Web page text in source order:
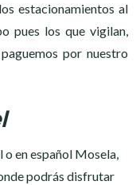
estacionamientos al
pues los que vigilan,
por nuestro
en español Mosela,
podrás disfrutar